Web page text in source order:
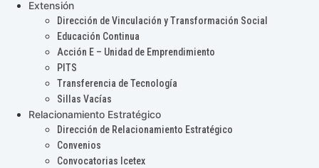
Extensión
Dirección de Vinculación y Transformación Social
Educación Continua
Acción E – Unidad de Emprendimiento
PITS
Transferencia de Tecnología
Sillas Vacías
Relacionamiento Estratégico
Dirección de Relacionamiento Estratégico
Convenios
Convocatorias Icetex